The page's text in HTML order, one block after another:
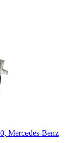
Mercedes-Benz